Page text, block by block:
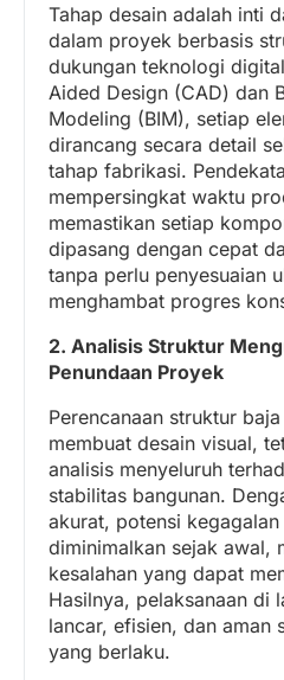
Tahap desain adalah inti
dalam proyek berbasis
dukungan teknologi
Aided Design (CAD) dan
Modeling (BIM), setiap
dirancang secara detail
tahap fabrikasi.
mempersingkat waktu
memastikan setiap
dipasang dengan cepat
tanpa perlu penyesuaian
menghambat progres
2. Analisis Struktur
Penundaan Proyek
Perencanaan struktur
membuat desain visual,
analisis menyeluruh
stabilitas bangunan.
akurat, potensi
diminimalkan sejak awal,
kesalahan yang dapat
Hasilnya, pelaksanaan di
lancar, efisien, dan aman
yang berlaku.